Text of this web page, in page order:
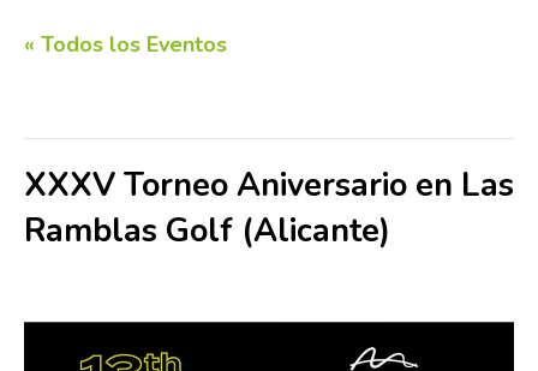
« Todos los Eventos
XXXV Torneo Aniversario en Las
Ramblas Golf (Alicante)